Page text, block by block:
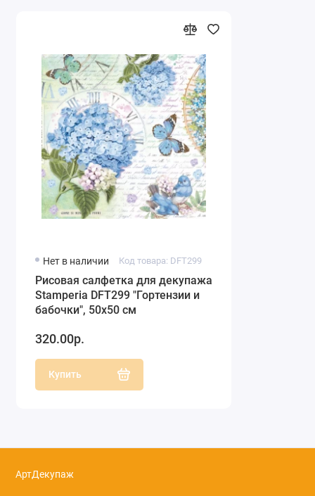
Нет в наличии Код товара: DFT299
Рисовая салфетка для декупажа
Stamperia DFT299 "Гортензии и
бабочки", 50х50 см
320.00р.
Купить
АртДекупаж